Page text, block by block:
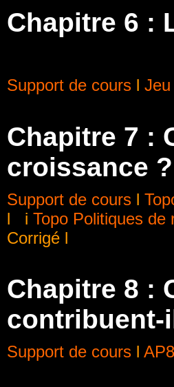
Chapitre 6 :
Support de cours l
Chapitre 7 :
croissance ?
Support de cours l
l
i Topo Politiques de
Corrigé l
Chapitre 8 :
contribuent-
Support de cours l AP8